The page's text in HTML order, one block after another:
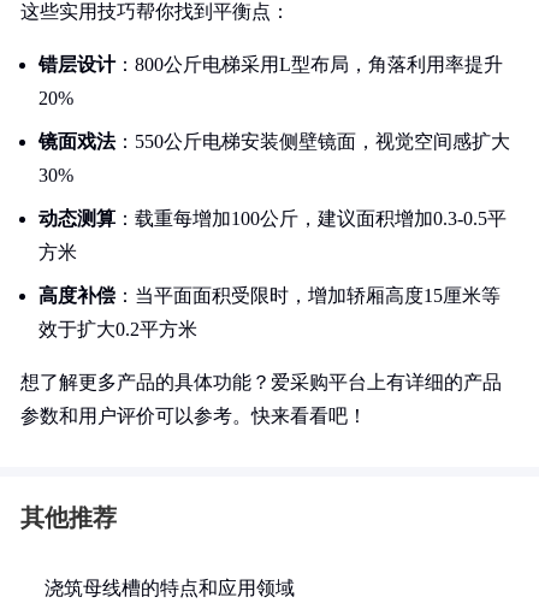
这些实用技巧帮你找到平衡点：
错层设计：800公斤电梯采用L型布局，角落利用率提升
20%
镜面戏法：550公斤电梯安装侧壁镜面，视觉空间感扩大
30%
动态测算 ：载重每增加100公斤，建议面积增加0.3-0.5平
方米
高度补偿 ：当平面面积受限时，增加轿厢高度15厘米等
效于扩大0.2平方米
想了解更多产品的具体功能？爱采购平台上有详细的产品
参数和用户评价可以参考。快来看看吧！
其他推荐
浇筑母线槽的特点和应用领域